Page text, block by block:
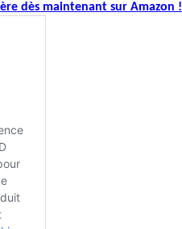
dès maintenant sur Amazon !